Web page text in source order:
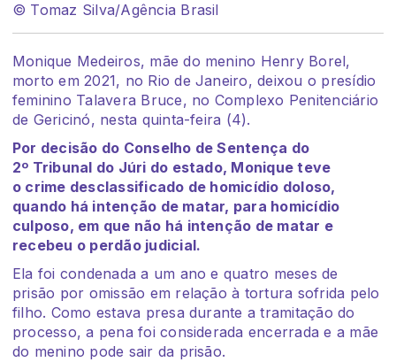
© Tomaz Silva/Agência Brasil
Monique Medeiros, mãe do menino Henry Borel,
morto em 2021, no Rio de Janeiro, deixou o presídio
feminino Talavera Bruce, no Complexo Penitenciário
de Gericinó, nesta quinta-feira (4).
Por decisão do Conselho de Sentença do
2º Tribunal do Júri do estado, Monique teve
o crime desclassificado de homicídio doloso,
quando há intenção de matar, para homicídio
culposo, em que não há intenção de matar e
recebeu o perdão judicial.
Ela foi condenada a um ano e quatro meses de
prisão por omissão em relação à tortura sofrida pelo
filho. Como estava presa durante a tramitação do
processo, a pena foi considerada encerrada e a mãe
do menino pode sair da prisão.